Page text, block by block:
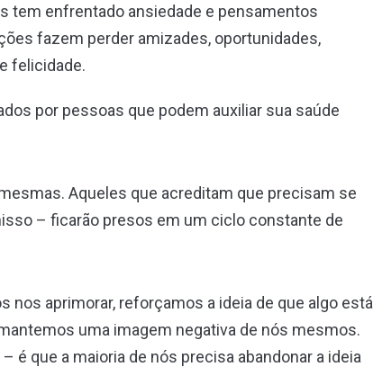
tem enfrentado ansiedade e pensamentos
fazem perder amizades, oportunidades,
felicidade.
por pessoas que podem auxiliar sua saúde
Aqueles que acreditam que precisam se
– ficarão presos em um ciclo constante de
nos aprimorar, reforçamos a ideia de que algo está
uma imagem negativa de nós mesmos.
é que a maioria de nós precisa abandonar a ideia